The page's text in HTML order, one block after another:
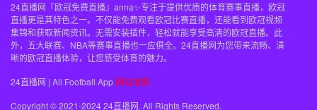
24直播网『欧冠免费直播』anna✨专注于提供优质的体育赛事直播，欧冠
直播更是其特色之一。不仅能免费观看欧冠比赛直播，还能看到欧冠视频
集锦和获取新闻资讯。无需安装插件，轻松就能享受高清的欧冠直播。此
外，五大联赛、NBA等赛事直播也一应俱全。24直播网为您带来流畅、清
晰的欧冠直播体验，让您感受体育的魅力。
24直播网 | All Football App 网站地图
Copyright © 2021-2024 24直播网. All Rights Reserved.